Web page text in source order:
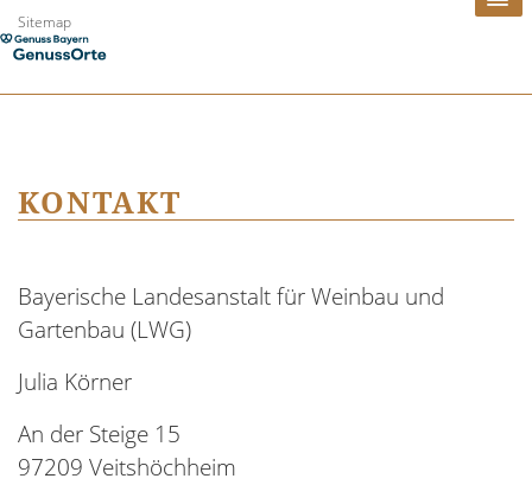
Zum
Inhalt
Sitemap
KONTAKT
Bayerische Landesanstalt für Weinbau und
Gartenbau (LWG)
Julia Körner
An der Steige 15
97209 Veitshöchheim